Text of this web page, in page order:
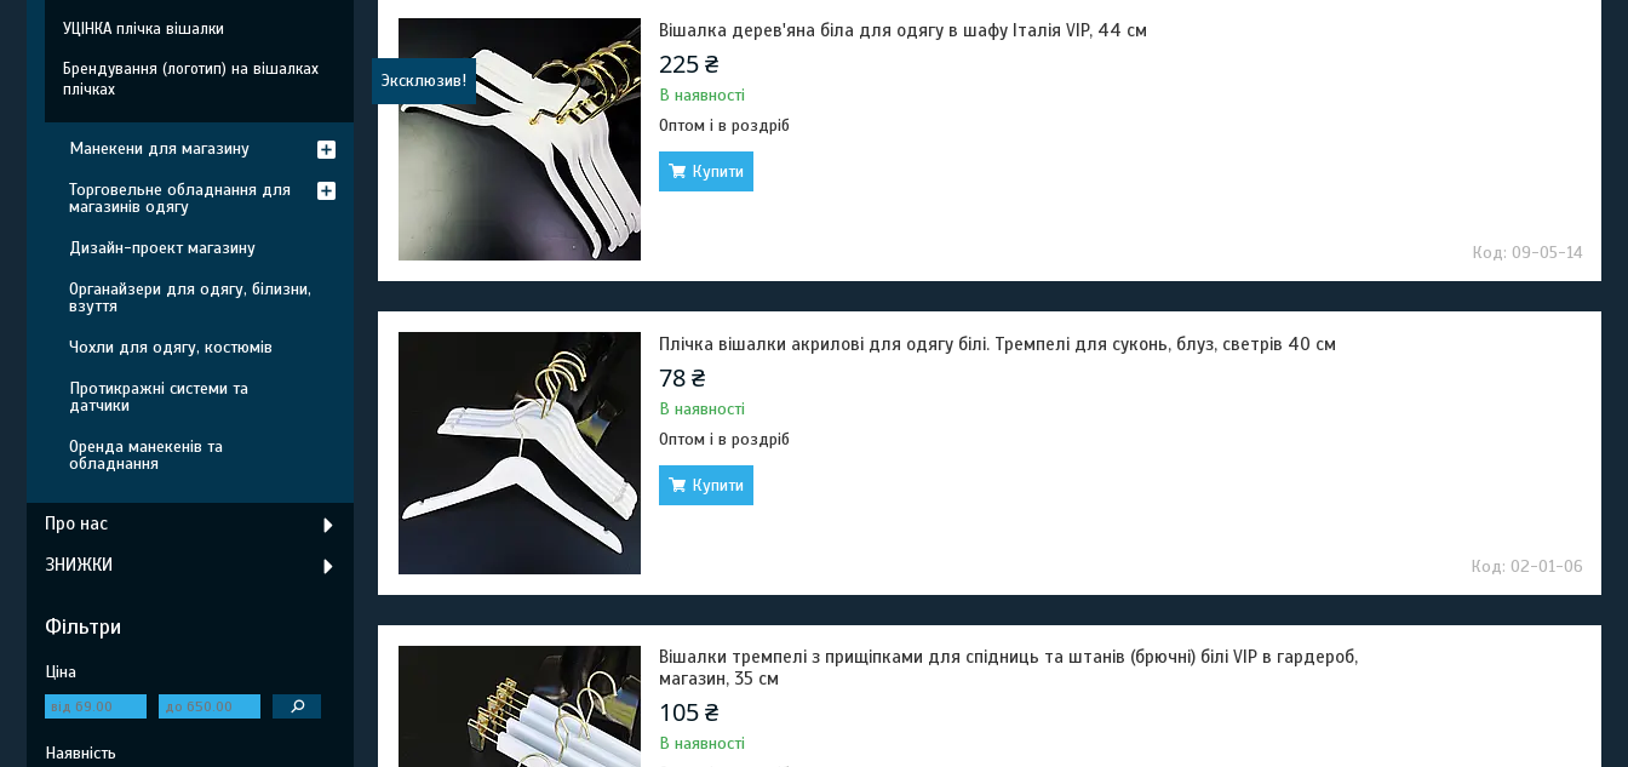
Эксклюзив!
Вішалка дерев'яна біла для одягу в шафу Італія VIP, 44 см
225 ₴
В наявності
Оптом і в роздріб
Купити
09-05-14
Плічка вішалки акрилові для одягу білі. Тремпелі для суконь, блуз, светрів 40 см
78 ₴
В наявності
Оптом і в роздріб
Купити
02-01-06
Вішалки тремпелі з прищіпками для спідниць та штанів (брючні) білі VIP в гардероб,
магазин, 35 см
105 ₴
В наявності
УЦІНКА плічка вішалки
Брендування (логотип) на вішалках
плічках
Манекени для магазину
Торговельне обладнання для
магазинів одягу
Дизайн-проект магазину
Органайзери для одягу, білизни,
взуття
Чохли для одягу, костюмів
Протикражні системи та
датчики
Оренда манекенів та
обладнання
Про нас
ЗНИЖКИ
Фільтри
Ціна
Наявність